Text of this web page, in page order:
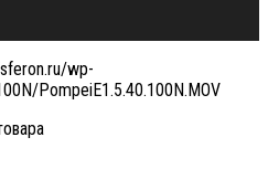
wp-
PompeiE1.5.40.100N.MOV